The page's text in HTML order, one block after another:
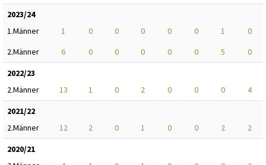
2023/24
1.Männer
1 0 0 0 0 0 1
0
2.Männer
6 0 0 0 0 0 5
0
2022/23
2.Männer
13 1 0 2 0 0 0
4
2021/22
2.Männer
12 2 0 1 0 0 2
2
2020/21